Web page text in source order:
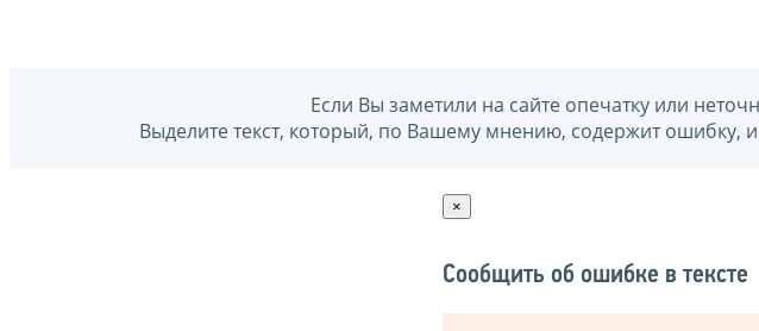
Если Вы заметили на сайте опечатку или
Выделите текст, который, по Вашему мнению, содержит
×
Сообщить об ошибке в тексте